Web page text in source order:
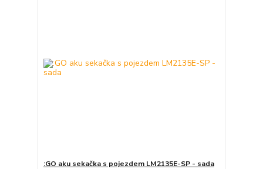
:GO aku sekačka s pojezdem LM2135E-SP - sada